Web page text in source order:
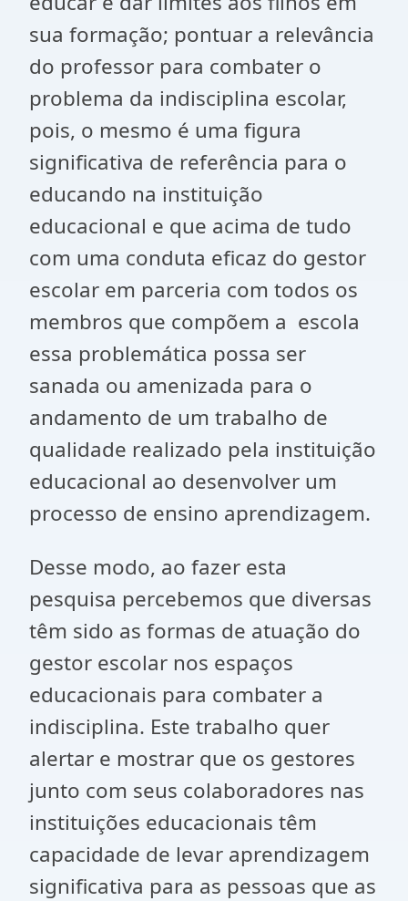
sua formação; pontuar a relevância
do professor para combater o
problema da indisciplina escolar,
pois, o mesmo é uma figura
significativa de referência para o
educando na instituição
educacional e que acima de tudo
com uma conduta eficaz do gestor
escolar em parceria com todos os
membros que compõem a escola
essa problemática possa ser
sanada ou amenizada para o
andamento de um trabalho de
qualidade realizado pela instituição
educacional ao desenvolver um
processo de ensino aprendizagem.
Desse modo, ao fazer esta
pesquisa percebemos que diversas
têm sido as formas de atuação do
gestor escolar nos espaços
educacionais para combater a
indisciplina. Este trabalho quer
alertar e mostrar que os gestores
junto com seus colaboradores nas
instituições educacionais têm
capacidade de levar aprendizagem
significativa para as pessoas que as